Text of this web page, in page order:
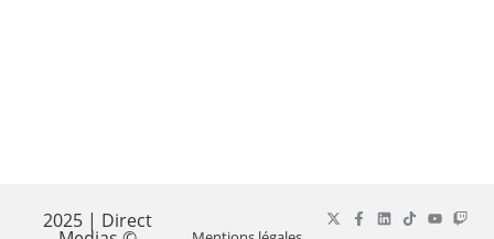
2025 | Direct